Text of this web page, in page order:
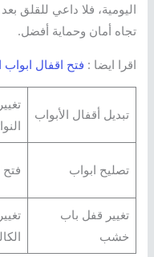
اليومية، فلا داعي للقلق
تجاه أمان وحماية أفضل.
اقرا ايضا : فتح اقفال ابواب
تبديل أقفال الأبواب
تصليح ابواب فتح
تغيير قفل باب
خشب